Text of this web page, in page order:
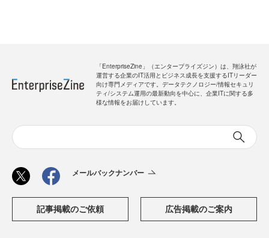
「EnterpriseZine」（エンタープライズジン）は、翔泳社が
運営する企業のIT活用とビジネス成長を支援するITリーダー
向け専門メディアです。データテクノロジー/情報セキュリ
ティ/システム運用の最新動向を中心に、企業ITに関する多
様な情報をお届けしています。
メールバックナンバー
記事掲載のご依頼 広告掲載のご案内